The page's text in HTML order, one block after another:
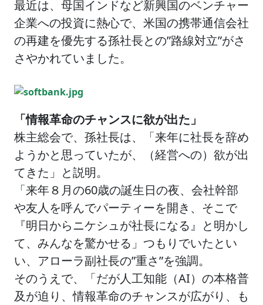
最近は、母国インドなど新興国のベンチャー
企業への投資に熱心で、米国の携帯通信会社
の再建を優先する孫社長との”路線対立”がさ
さやかれていました。
「情報革命のチャンスに欲が出た」
株主総会で、孫社長は、「来年に社長を辞め
ようかと思っていたが、（経営への）欲が出
てきた」と説明。
「来年８月の60歳の誕生日の夜、会社幹部
や友人を呼んでパーティーを開き、そこで
『明日からニケシュが社長になる』と明かし
て、みんなを驚かせる」つもりでいたとい
い、アローラ副社長の”重さ”を強調。
そのうえで、「だが人工知能（AI）の本格普
及が迫り、情報革命のチャンスが広がり、も